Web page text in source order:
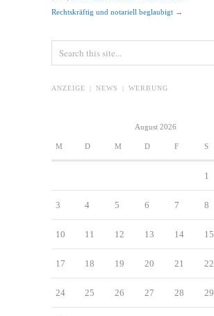
Rechtskräftig und notariell beglaubigt →
ANZEIGE | NEWS | WERBUNG
August 2026
M D M D F S
1
3 4 5 6 7 8
10 11 12 13 14 15
17 18 19 20 21 22
24 25 26 27 28 29